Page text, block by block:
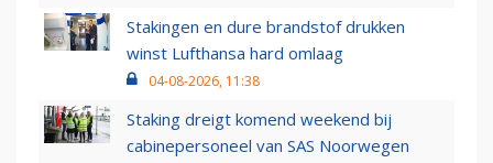
Stakingen en dure brandstof drukken
winst Lufthansa hard omlaag
04-08-2026, 11:38
Staking dreigt komend weekend bij
cabinepersoneel van SAS Noorwegen